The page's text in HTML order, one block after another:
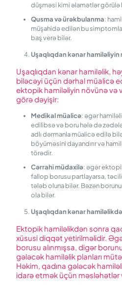
düşməsi kimi əlamətlər görülə
Qusma vəürəkbulanma:
müşahidə edilən bu
baş verə bilər.
Uşaqlıqdankənarhamiləliyin
Uşaqlıqdan kənar hamiləlik,
biləcəyi üçün dərhal müalicə
ektopik hamiləliyin növünə və
görə dəyişir:
Medikalmüalicə: əgər
edilibsə və boru hələ də
adlı dərmanla müalicə edilə
böyüməsini dayandırır və
törədir.
Cərrahimüdaxilə: əgər
fallop borusu partlayarsa,
tələb oluna bilər. Bəzən
ola bilər.
Uşaqlıqdankənarh
Ektopik hamiləlikdən sonra
xüsusi diqqət yetirilməlidir.
borusu alınmışsa, digər
gələcək hamiləlik planları
Həkim, qadına gələcək
idarə etmək üçün məsləhətlər